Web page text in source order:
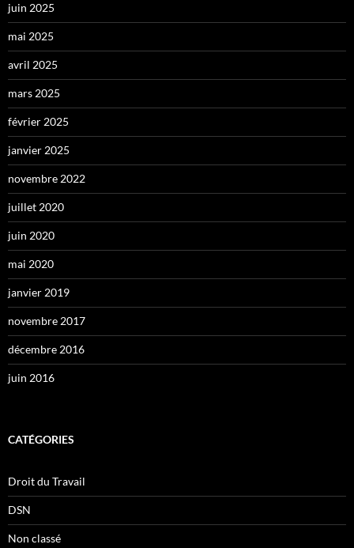
juin 2025
mai 2025
avril 2025
mars 2025
février 2025
janvier 2025
novembre 2022
juillet 2020
juin 2020
mai 2020
janvier 2019
novembre 2017
décembre 2016
juin 2016
CATÉGORIES
Droit du Travail
DSN
Non classé